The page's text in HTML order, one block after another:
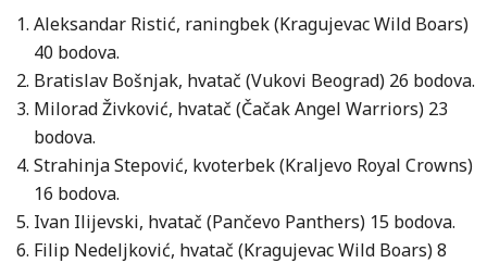
Aleksandar Ristić, raningbek (Kragujevac Wild Boars)
40 bodova.
Bratislav Bošnjak, hvatač (Vukovi Beograd) 26 bodova.
Milorad Živković, hvatač (Čačak Angel Warriors) 23
bodova.
Strahinja Stepović, kvoterbek (Kraljevo Royal Crowns)
16 bodova.
Ivan Ilijevski, hvatač (Pančevo Panthers) 15 bodova.
Filip Nedeljković, hvatač (Kragujevac Wild Boars) 8